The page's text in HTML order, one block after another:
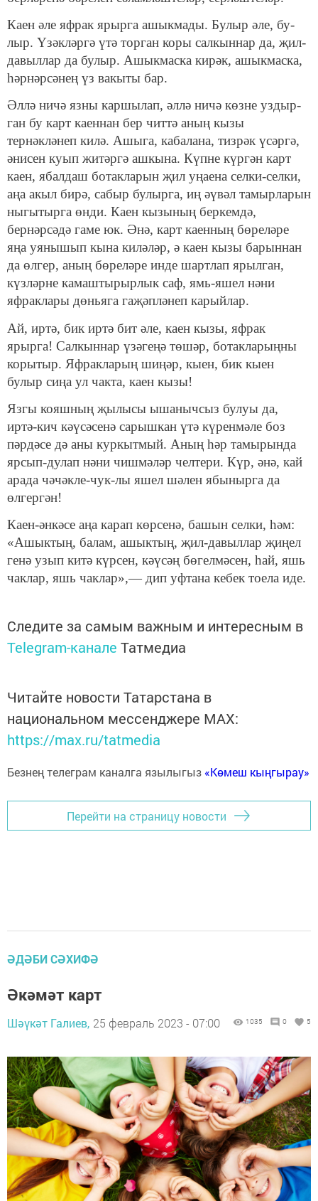
Каен әле яфрак ярырга ашыкмады. Булыр әле, бу­
лыр. Үзәкләргә үтә торган коры салкыннар да, җил-
давыллар да булыр. Ашыкмаска кирәк, ашыкмаска,
һәр­нәрсәнең үз вакыты бар.
Әллә ничә язны каршылап, әллә ничә көзне уздыр­
ган бу карт каеннан бер читтә аның кызы
тернәкләнеп килә. Ашыга, кабалана, тизрәк үсәргә,
әнисен куып житәргә ашкына. Күпне күргән карт
каен, ябалдаш ботак­ларын җил уңаена селки-селки,
аңа акыл бирә, сабыр булырга, иң әүвәл тамырларын
ныгытырга өнди. Каен кызының беркемдә,
бернәрсәдә гаме юк. Әнә, карт ка­енның бөреләре
яңа уянышып кына киләләр, ә каен кызы барыннан
да өлгер, аның бөреләре инде шартлап ярылган,
күзләрне камаштырырлык саф, ямь-яшел нәни
яфраклары дөньяга гаҗәпләнеп карыйлар.
Ай, иртә, бик иртә бит әле, каен кызы, яфрак
ярырга! Салкыннар үзәгеңә төшәр, ботакларыңны
корытыр. Яф­ракларың шиңәр, кыен, бик кыен
булыр сиңа ул чакта, каен кызы!
Язгы кояшның җылысы ышанычсыз булуы да,
иртә-кич кәүсәсенә сарышкан үтә күренмәле боз
пәрдәсе дә аны куркытмый. Аның һәр тамырында
ярсып-дулап нә­ни чишмәләр челтери. Күр, әнә, кай
арада чәчәкле-чук-лы яшел шәлен ябынырга да
өлгергән!
Каен-әнкәсе аңа карап көрсенә, башын селки, һәм:
«Ашыктың, балам, ашыктың, җил-давыллар җиңел
генә узып китә күрсен, кәүсәң бөгелмәсен, һай, яшь
чаклар, яшь чаклар»,— дип уфтана кебек тоела иде.
Следите за самым важным и интересным в
Telegram-канале Татмедиа
Читайте новости Татарстана в
национальном мессенджере MАХ:
https://max.ru/tatmedia
Безнең телеграм каналга язылыгыз «Көмеш кыңгырау»
Перейти на страницу новости
ӘДӘБИ СӘХИФӘ
Әкәмәт карт
Шәүкәт Галиев, 25 февраль 2023 - 07:00 1035 0 5